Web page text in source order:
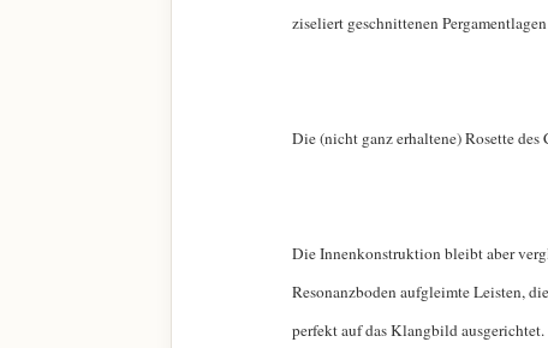
ziseliert geschnittenen
Die (nicht ganz erhaltene) Rosette des
Die Innenkonstruktion bleibt aber
Resonanzboden aufgleimte Leisten,
perfekt auf das Klangbild ausgerichtet.